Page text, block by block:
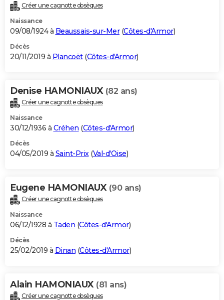
Créer une cagnotte obsèques
Naissance
09/08/1924 à Beaussais-sur-Mer(Côtes-d'Armor)
Décès
20/11/2019 à Plancoët(Côtes-d'Armor)
Denise HAMONIAUX (82 ans)
Créer une cagnotte obsèques
Naissance
30/12/1936 à Créhen (Côtes-d'Armor)
Décès
04/05/2019 à Saint-Prix(Val-d'Oise)
Eugene HAMONIAUX (90 ans)
Créer une cagnotte obsèques
Naissance
06/12/1928 à Taden (Côtes-d'Armor)
Décès
25/02/2019 à Dinan (Côtes-d'Armor)
Alain HAMONIAUX (81 ans)
Créer une cagnotte obsèques